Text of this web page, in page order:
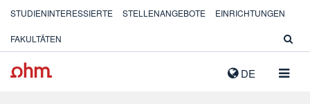
DE
STUDIENINTERESSIERTE STELLENANGEBOTE EINRICHTUNGEN
FAKULTÄTEN